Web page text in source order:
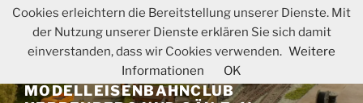
Zum
springen
MODELLEISENBAHNCLUB
Cookies erleichtern die Bereitstellung unserer Dienste. Mit
der Nutzung unserer Dienste erklären Sie sich damit
einverstanden, dass wir Cookies verwenden. Weitere
Informationen
OK